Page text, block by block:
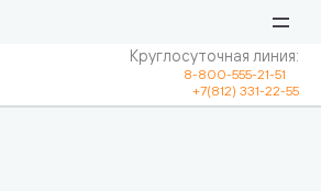
Круглосуточная линия:
8-800-555-21-51
+7(812) 331-22-55